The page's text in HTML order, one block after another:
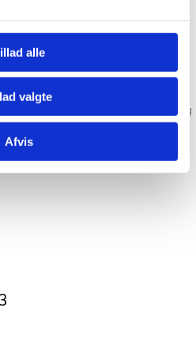
alle
valgte
Afvis
i denne browser til næste gang jeg